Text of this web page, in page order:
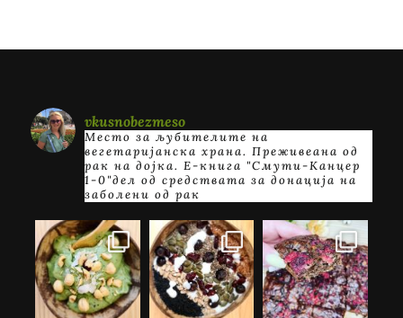
vkusnobezmeso
Место за љубителите на
вегетаријанска храна. Преживеана од
рак на дојка. E-книга "Смути-Канцер
1-0"дел од средствата за донација на
заболени од рак